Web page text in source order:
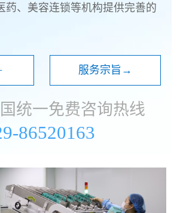
药、美容连锁等机构提供完善的
服务宗旨→
统一免费咨询热线
86520163